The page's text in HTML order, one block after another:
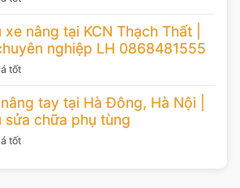
xe nâng tại KCN Thạch Thất |
nghiệp LH 0868481555
tốt
tay tại Hà Đông, Hà Nội |
sửa chữa phụ tùng
tốt